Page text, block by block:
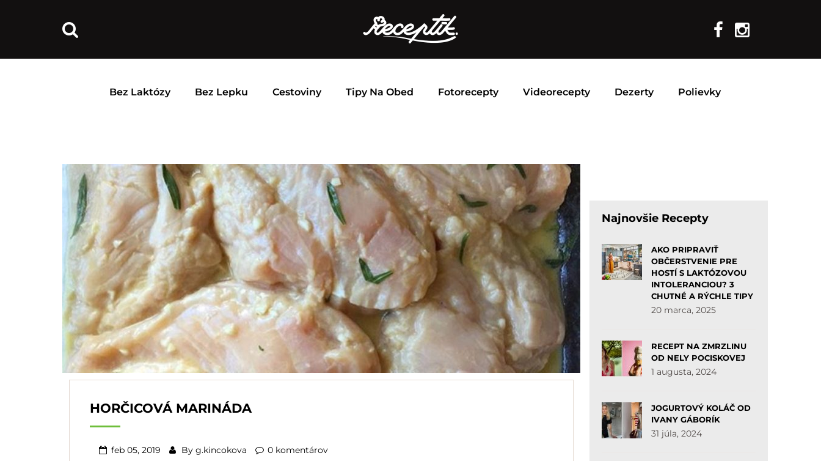
Bez Laktózy Bez Lepku Cestoviny Tipy Na Obed Fotorecepty Videorecepty Dezerty Polievky
HORČICOVÁ MARINÁDA
feb 05, 2019 By g.kincokova 0 komentárov
Najnovšie Recepty
AKO PRIPRAVIŤ
OBČERSTVENIE PRE
HOSTÍ S LAKTÓZOVOU
INTOLERANCIOU? 3
CHUTNÉ A RÝCHLE TIPY
20 marca, 2025
RECEPT NA ZMRZLINU
OD NELY POCISKOVEJ
1 augusta, 2024
JOGURTOVÝ KOLÁČ OD
IVANY GÁBORÍK
31 júla, 2024